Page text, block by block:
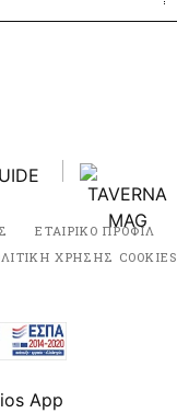
ΕΤΑΙΡΙΚΟ ΠΡΟΦΙΛ
ΧΡΗΣΗΣ COOKIES